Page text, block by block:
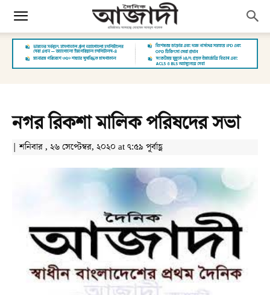
নগর রিকশা মালিক পরিষদের সভা
| শনিবার , ২৬ সেপ্টেম্বর, ২০২০ at ৭:৫৯ পূর্বাহ্ণ